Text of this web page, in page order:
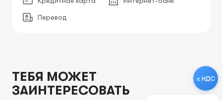
Перевод
ТЕБЯ МОЖЕТ
ЗАИНТЕРЕСОВАТЬ
с НДС